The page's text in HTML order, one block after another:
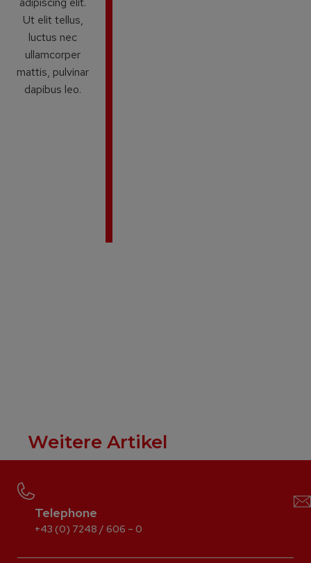
Ut elit tellus,
luctus nec
ullamcorper
mattis, pulvinar
dapibus leo.
Weitere Artikel
Telephone
+43 (0) 7248 / 606 – 0